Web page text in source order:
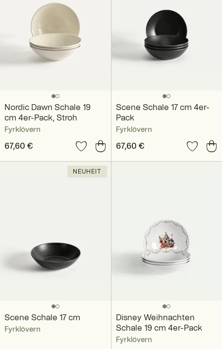
Nordic Dawn Schale 19
cm 4er-Pack, Stroh
Fyrklövern
Preis:67,60 €
67,60 €
Scene Schale 17 cm 4er-
Pack
Fyrklövern
Preis:67,60 €
67,60 €
NEUHEIT
Scene Schale 17 cm
Fyrklövern
Disney Weihnachten
Schale 19 cm 4er-Pack
Fyrklövern